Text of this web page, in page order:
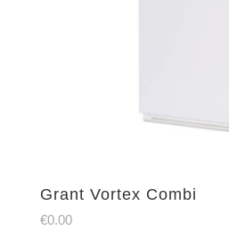
Grant Vortex Combi
€0.00